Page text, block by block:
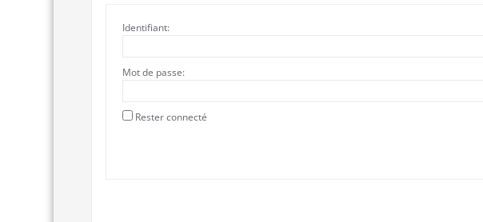
Identifiant:
Mot de passe:
Rester connecté